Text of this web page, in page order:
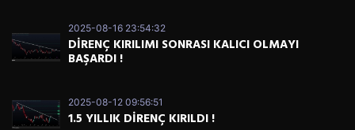
2025-08-16 23:54:32
DİRENÇ KIRILIMI SONRASI KALICI OLMAYI
BAŞARDI !
2025-08-12 09:56:51
1.5 YILLIK DİRENÇ KIRILDI !